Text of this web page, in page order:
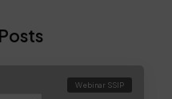
Webinar SSIP